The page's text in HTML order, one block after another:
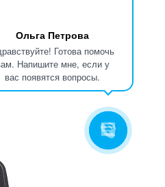
Ольга Петрова
Готова помочь
Напишите мне, если у
вас появятся вопросы.
+